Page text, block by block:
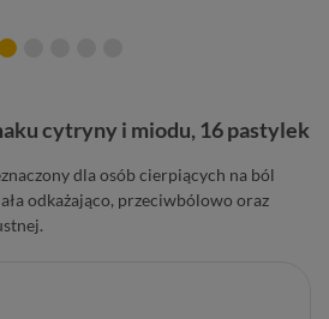
cytryny i miodu, 16 pastylek
dla osób cierpiących na ból
odkażająco, przeciwbólowo oraz